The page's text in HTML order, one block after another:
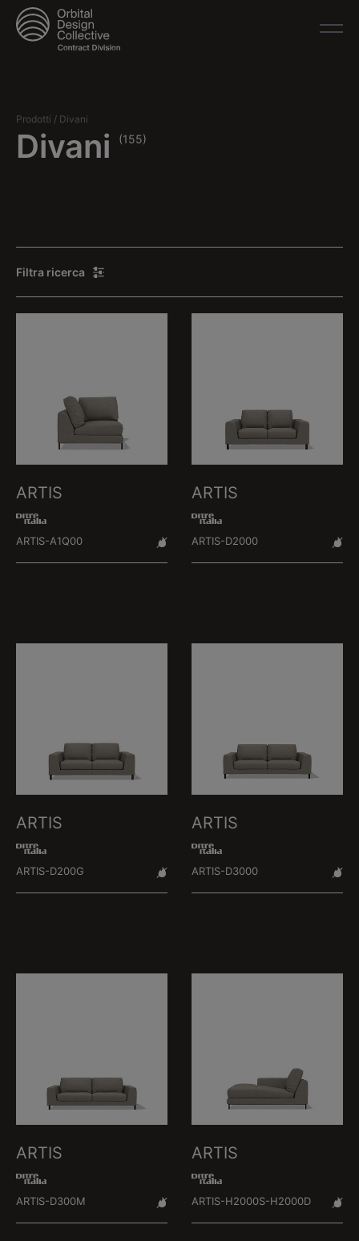
Prodotti / Divani
Divani (155)
Filtra ricerca
ARTIS
ARTIS-A1Q00
ARTIS
ARTIS-D2000
ARTIS
ARTIS-D200G
ARTIS
ARTIS-D3000
ARTIS
ARTIS-D300M
ARTIS
ARTIS-H2000S-H2000D